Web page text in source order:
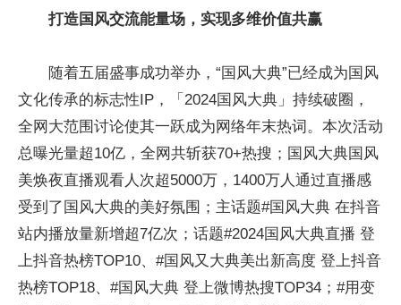
打造国风交流能量场，实现多维价值共赢
随着五届盛事成功举办，“国风大典”已经成为国风
文化传承的标志性IP，「2024国风大典」持续破圈，
全网大范围讨论使其一跃成为网络年末热词。本次活动
总曝光量超10亿，全网共斩获70+热搜；国风大典国风
美焕夜直播观看人次超5000万，1400万人通过直播感
受到了国风大典的美好氛围；主话题#国风大典 在抖音
站内播放量新增超7亿次；话题#2024国风大典直播 登
上抖音热榜TOP10、#国风又大典美出新高度 登上抖音
热榜TOP18、#国风大典 登上微博热搜TOP34；#用变